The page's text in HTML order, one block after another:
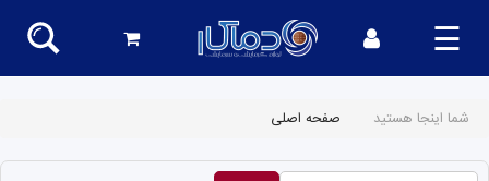
☰
شما اینجا هستید صفحه اصلی